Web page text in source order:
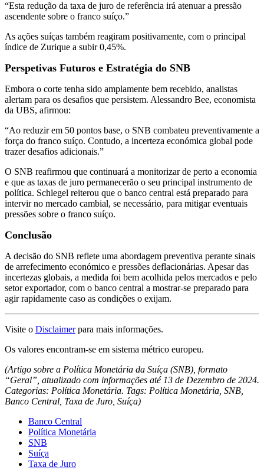
“Esta redução da taxa de juro de referência irá atenuar a pressão
ascendente sobre o franco suíço.”
As ações suíças também reagiram positivamente, com o principal
índice de Zurique a subir 0,45%.
Perspetivas Futuros e Estratégia do SNB
Embora o corte tenha sido amplamente bem recebido, analistas
alertam para os desafios que persistem. Alessandro Bee, economista
da UBS, afirmou:
“Ao reduzir em 50 pontos base, o SNB combateu preventivamente a
força do franco suíço. Contudo, a incerteza económica global pode
trazer desafios adicionais.”
O SNB reafirmou que continuará a monitorizar de perto a economia
e que as taxas de juro permanecerão o seu principal instrumento de
política. Schlegel reiterou que o banco central está preparado para
intervir no mercado cambial, se necessário, para mitigar eventuais
pressões sobre o franco suíço.
Conclusão
A decisão do SNB reflete uma abordagem preventiva perante sinais
de arrefecimento económico e pressões deflacionárias. Apesar das
incertezas globais, a medida foi bem acolhida pelos mercados e pelo
setor exportador, com o banco central a mostrar-se preparado para
agir rapidamente caso as condições o exijam.
Visite o Disclaimerpara mais informações.
Os valores encontram-se em sistema métrico europeu.
(Artigo sobre a Política Monetária da Suíça (SNB), formato
“Geral”, atualizado com informações até 13 de Dezembro de 2024.
Categorias: Política Monetária. Tags: Política Monetária, SNB,
Banco Central, Taxa de Juro, Suíça)
Banco Central
Política Monetária
SNB
Suíça
Taxa de Juro